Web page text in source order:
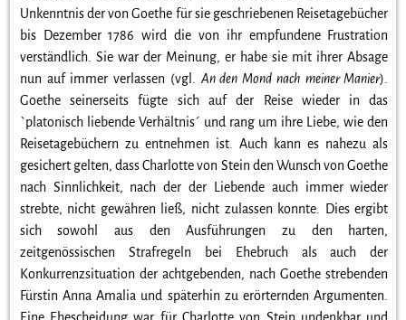
Unkenntnis der von Goethe für sie geschriebenen Reisetagebücher
bis Dezember 1786 wird die von ihr empfundene Frustration
verständlich. Sie war der Meinung, er habe sie mit ihrer Absage
nun auf immer verlassen (vgl. An den Mond nach meiner Manier).
Goethe seinerseits fügte sich auf der Reise wieder in das
`platonisch liebende Verhältnis´ und rang um ihre Liebe, wie den
Reisetagebüchern zu entnehmen ist. Auch kann es nahezu als
gesichert gelten, dass Charlotte von Stein den Wunsch von Goethe
nach Sinnlichkeit, nach der der Liebende auch immer wieder
strebte, nicht gewähren ließ, nicht zulassen konnte. Dies ergibt
sich sowohl aus den Ausführungen zu den harten,
zeitgenössischen Strafregeln bei Ehebruch als auch der
Konkurrenzsituation der achtgebenden, nach Goethe strebenden
Fürstin Anna Amalia und späterhin zu erörternden Argumenten.
Eine Ehescheidung war für Charlotte von Stein undenkbar und